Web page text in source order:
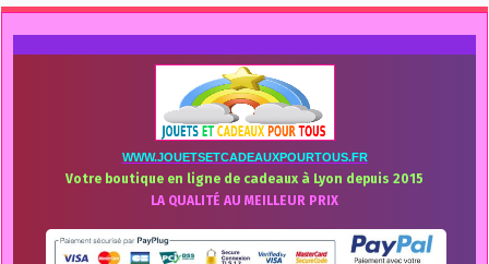
WWW.JOUETSETCADEAUXPOURTOUS.FR
Votre boutique en ligne de cadeaux à Lyon depuis 2015
LA QUALITÉ AU MEILLEUR PRIX